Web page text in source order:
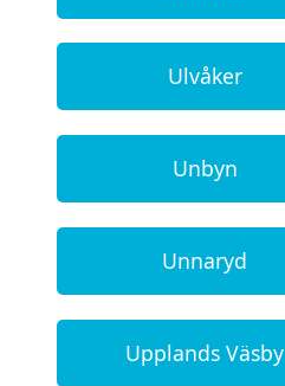
Ulvåker
Unbyn
Unnaryd
Upplands Väsby